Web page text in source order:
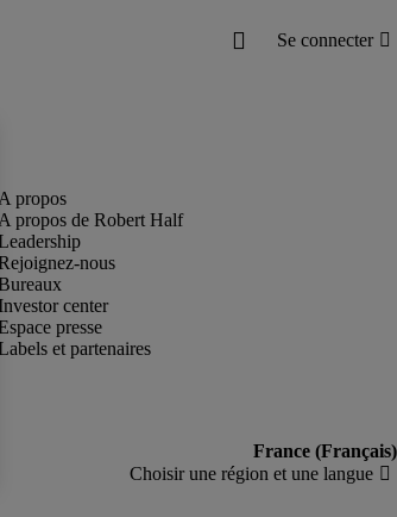
A propos de Robert Half
nous
Investor center
presse
et partenaires